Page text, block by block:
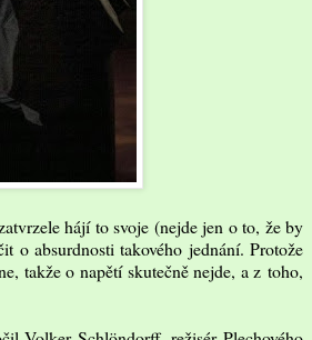
hájí to svoje (nejde jen o to, že by
o absurdnosti takového jednání. Protože
takže o napětí skutečně nejde, a z toho,